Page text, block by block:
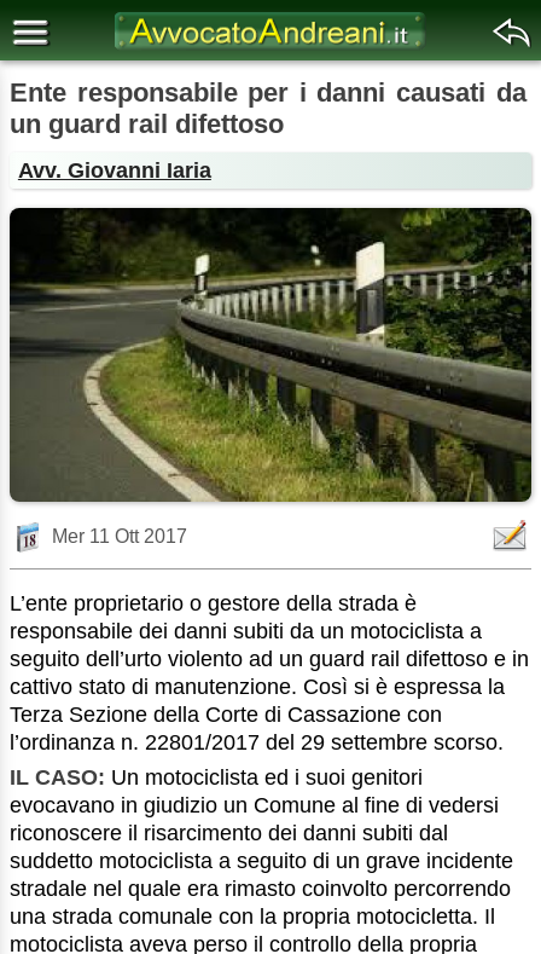
Ente responsabile per i danni causati da
un guard rail difettoso
Avv. Giovanni Iaria
Mer 11 Ott 2017
L’ente proprietario o gestore della strada è
responsabile dei danni subiti da un motociclista a
seguito dell’urto violento ad un guard rail difettoso e in
cattivo stato di manutenzione. Così si è espressa la
Terza Sezione della Corte di Cassazione con
l’ordinanza n. 22801/2017 del 29 settembre scorso.
IL CASO: Un motociclista ed i suoi genitori
evocavano in giudizio un Comune al fine di vedersi
riconoscere il risarcimento dei danni subiti dal
suddetto motociclista a seguito di un grave incidente
stradale nel quale era rimasto coinvolto percorrendo
una strada comunale con la propria motocicletta. Il
motociclista aveva perso il controllo della propria